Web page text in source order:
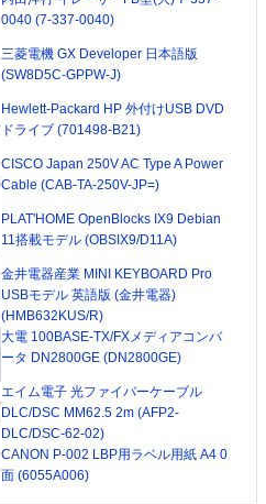
0040 (7-337-0040)
三菱電機 GX Developer 日本語版
(SW8D5C-GPPW-J)
Hewlett-Packard HP 外付けUSB DVD
ドライブ (701498-B21)
CISCO Japan 250V AC Type A Power
Cable (CAB-TA-250V-JP=)
PLAT'HOME OpenBlocks IX9 Debian
11搭載モデル (OBSIX9/D11A)
金井電器産業 MINI KEYBOARD Pro
USBモデル 英語版 (金井電器)
(HMB632KUS/R)
大電 100BASE-TX/FXメディアコンバ
ータ DN2800GE (DN2800GE)
エイム電子 光ファイバーケーブル
DLC/DSC MM62.5 2m (AFP2-
DLC/DSC-62-02)
CANON P-002 LBP用ラベル用紙 A4 0
面 (6055A006)